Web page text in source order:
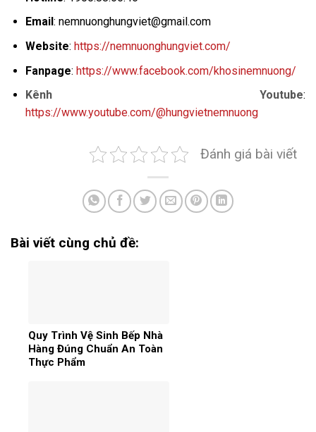
Email : nemnuonghungviet@gmail.com
Website: https://nemnuonghungviet.com/
Fanpage: https://www.facebook.com/khosinemnuong/
Kênh Youtube:
https://www.youtube.com/@hungvietnemnuong
Đánh giá bài viết
Bài viết cùng chủ đề:
Quy Trình Vệ Sinh Bếp Nhà
Hàng Đúng Chuẩn An Toàn
Thực Phẩm